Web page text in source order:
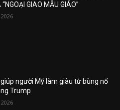
“NGOẠI GIAO MẪU GIÁO”
người Mỹ làm giàu từ bùng nổ
Trump